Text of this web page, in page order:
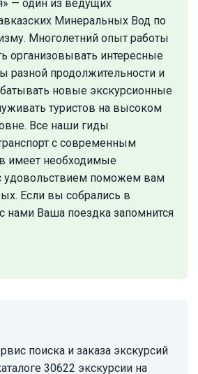
— один из ведущих
Минеральных Вод по
Многолетний опыт работы
организовывать интересные
разной продолжительности и
новые экскурсионные
туристов на высоком
Все наши гиды
с современным
имеет необходимые
поможем вам
Если вы собрались в
нами Ваша поездка запомнится
поиска и заказа экскурсий
30622 экскурсии на